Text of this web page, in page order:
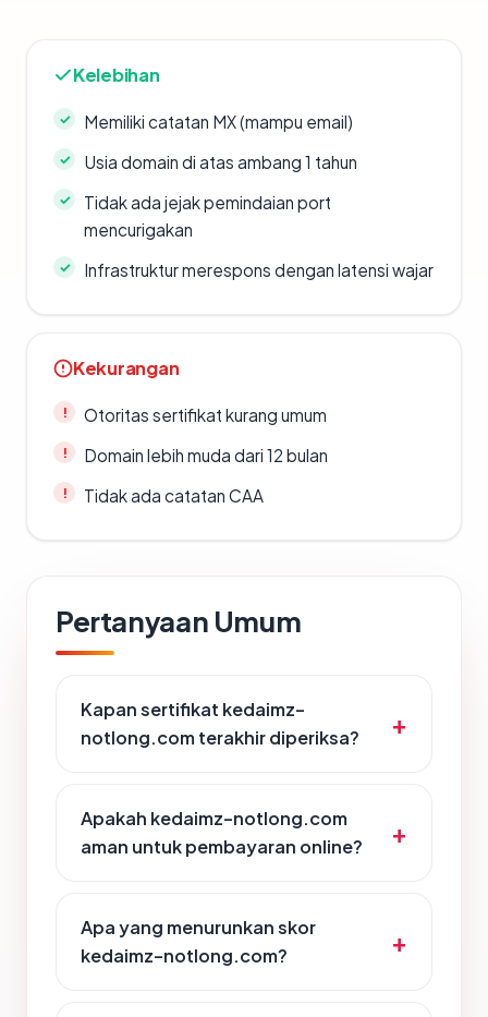
Kelebihan
Memiliki catatan MX (mampu email)
Usia domain di atas ambang 1 tahun
Tidak ada jejak pemindaian port
mencurigakan
Infrastruktur merespons dengan latensi wajar
Kekurangan
Otoritas sertifikat kurang umum
Domain lebih muda dari 12 bulan
Tidak ada catatan CAA
Pertanyaan Umum
Kapan sertifikat kedaimz-
notlong.com terakhir diperiksa?
Apakah kedaimz-notlong.com
aman untuk pembayaran online?
Apa yang menurunkan skor
kedaimz-notlong.com?